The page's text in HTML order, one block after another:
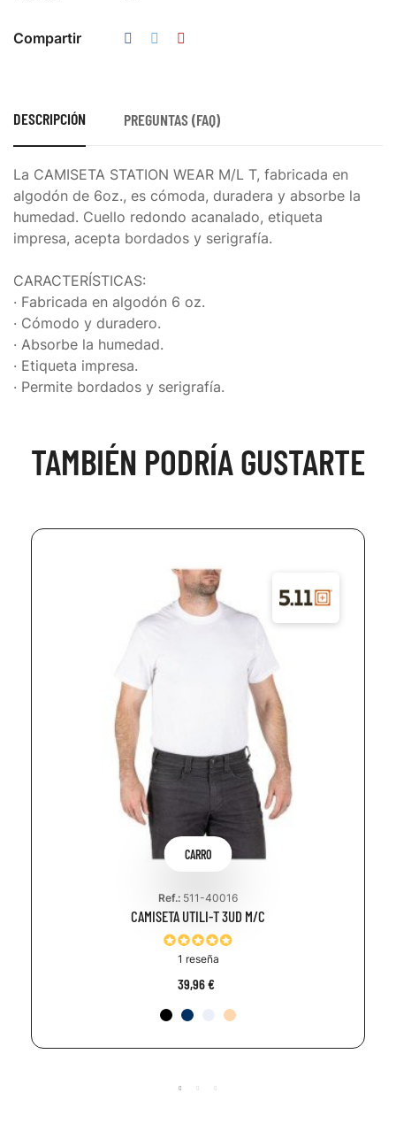
Compartir
DESCRIPCIÓN PREGUNTAS (FAQ)
La CAMISETA STATION WEAR M/L T, fabricada en
algodón de 6oz., es cómoda, duradera y absorbe la
humedad. Cuello redondo acanalado, etiqueta
impresa, acepta bordados y serigrafía.
CARACTERÍSTICAS:
· Fabricada en algodón 6 oz.
· Cómodo y duradero.
· Absorbe la humedad.
· Etiqueta impresa.
· Permite bordados y serigrafía.
TAMBIÉN PODRÍA GUSTARTE
CARRO
Ref.: 511-40016
CAMISETA UTILI-T 3UD M/C
1 reseña
39,96 €